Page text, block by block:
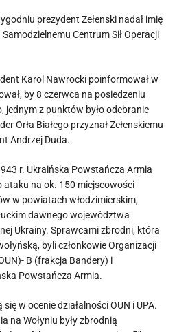
prezydent Zełenski nadał imię
Centrum Sił Operacji
Karol Nawrocki poinformował w
by 8 czerwca na posiedzeniu
jednym z punktów było odebranie
Orła Białego przyznał Zełenskiemu
Andrzej Duda.
r. Ukraińska Powstańcza Armia
ataku na ok. 150 miejscowości
w powiatach włodzimierskim,
dawnego województwa
Ukrainy. Sprawcami zbrodni, która
byli członkowie Organizacji
B (frakcja Bandery) i
Powstańcza Armia.
w ocenie działalności OUN i UPA.
na Wołyniu były zbrodnią